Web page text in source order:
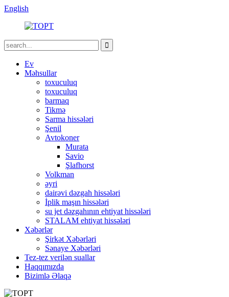
English
Ev
Məhsullar
toxuculuq
toxuculuq
barmaq
Tikmə
Sarma hissələri
Şenil
Avtokoner
Murata
Savio
Şlafhorst
Volkman
əyri
dairəvi dəzgah hissələri
İplik maşın hissələri
su jet dəzgahının ehtiyat hissələri
STALAM ehtiyat hissələri
Xəbərlər
Şirkət Xəbərləri
Sənaye Xəbərləri
Tez-tez verilən suallar
Haqqımızda
Bizimlə Əlaqə